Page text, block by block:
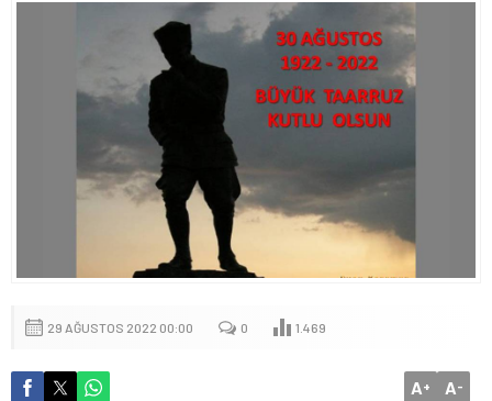
29 AĞUSTOS 2022 00:00 0 1.469
A+ A-